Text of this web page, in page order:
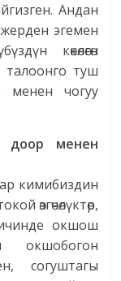
Андан
эгемен
көкөлөгөн
талоонго туш
менен чогуу
доор менен
кимибиздин
өзгөчөлүктөр,
окшош
окшобогон
согуштагы